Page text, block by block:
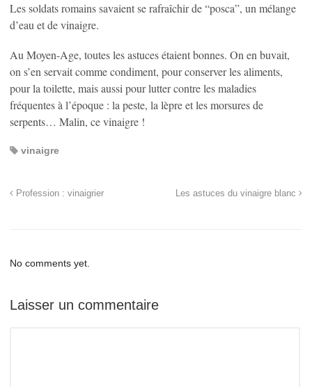
Les soldats romains savaient se rafraîchir de “posca”, un mélange
d’eau et de vinaigre.
Au Moyen-Age, toutes les astuces étaient bonnes. On en buvait,
on s’en servait comme condiment, pour conserver les aliments,
pour la toilette, mais aussi pour lutter contre les maladies
fréquentes à l’époque : la peste, la lèpre et les morsures de
serpents… Malin, ce vinaigre !
vinaigre
Profession : vinaigrier Les astuces du vinaigre blanc
No comments yet.
Laisser un commentaire